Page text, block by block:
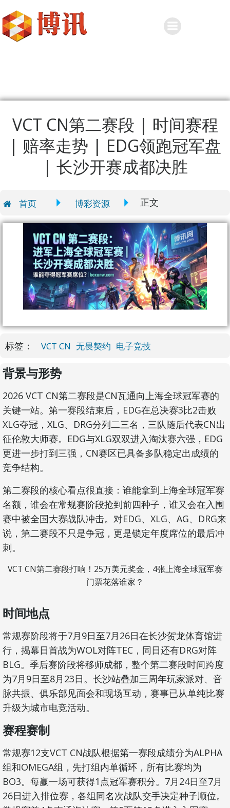
VCT CN第二赛段 | 时间赛程
| 赔率走势 | EDG领跑冠军盘
| 长沙开赛成都决胜
首页 博彩资源 正文
标签： VCT CN 无畏契约 电子竞技
背景与形势
2026 VCT CN第二赛段是CN瓦通向上海全球冠军赛的
关键一站。第一赛段结束后，EDG在总决赛3比2击败
XLG夺冠，XLG、DRG分列二三名，三队随后代表CN出
征伦敦大师赛。EDG与XLG双双进入淘汰赛六强，EDG
更进一步打到三强，CN赛区已具备多队稳定出成绩的
竞争结构。
第二赛段的核心看点很直接：谁能拿到上海全球冠军赛
名额，谁会在常规赛阶段抢到前四种子，谁又会在入围
赛中被全国大赛战队冲击。对EDG、XLG、AG、DRG来
说，第二赛段不只是争冠，更是锁定年度席位的最后冲
刺。
VCT CN第二赛段打响！25万美元奖金，4张上海全球冠军赛
门票花落谁家？
时间地点
常规赛阶段将于7月9日至7月26日在长沙贺龙体育馆进
行，揭幕日首战为WOL对阵TEC，同日还有DRG对阵
BLG。季后赛阶段将移师成都，整个第二赛段时间跨度
为7月9日至8月23日。长沙站叠加三周年玩家派对、音
脉共振、俱乐部见面会和现场互动，赛事已从单纯比赛
升级为城市电竞活动。
赛程赛制
常规赛12支VCT CN战队根据第一赛段成绩分为ALPHA
组和OMEGA组，先打组内单循环，所有比赛均为
BO3。每赢一场可获得1点冠军赛积分。7月24日至7月
26日进入排位赛，各组同名次战队交手决定种子顺位。